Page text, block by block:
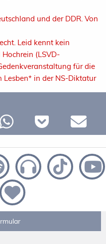
und der DDR. Von
Leid kennt kein
Hochrein (LSVD-
für die
in der NS-Diktatur